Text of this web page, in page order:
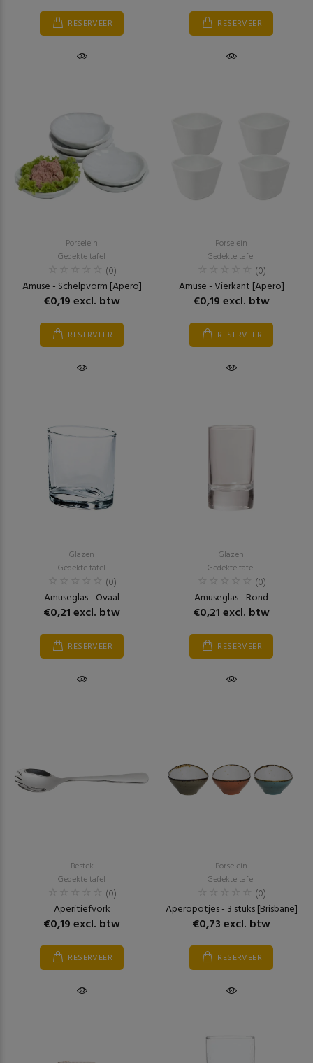
RESERVEER RESERVEER
Porselein
Gedekte tafel
(0)
Amuse - Schelpvorm [Apero]
€0,19 excl. btw
RESERVEER
Porselein
Gedekte tafel
(0)
Amuse - Vierkant [Apero]
€0,19 excl. btw
RESERVEER
Glazen
Gedekte tafel
(0)
Amuseglas - Ovaal
€0,21 excl. btw
RESERVEER
Glazen
Gedekte tafel
(0)
Amuseglas - Rond
€0,21 excl. btw
RESERVEER
Bestek
Gedekte tafel
(0)
Aperitiefvork
€0,19 excl. btw
RESERVEER
Porselein
Gedekte tafel
(0)
Aperopotjes - 3 stuks [Brisbane]
€0,73 excl. btw
RESERVEER